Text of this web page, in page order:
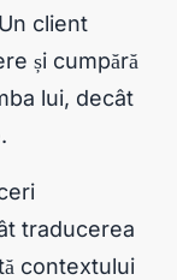
client
și cumpără
lui, decât
traducerea
contextului